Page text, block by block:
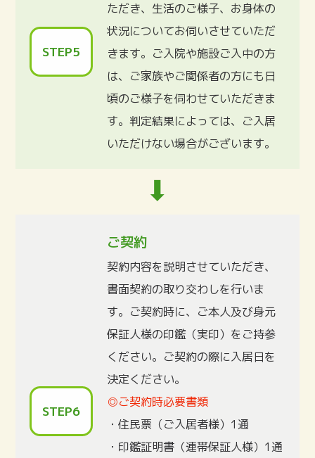
STEP5
ただき、生活のご様子、お身体の
状況についてお伺いさせていただ
きます。ご入院や施設ご入中の方
は、ご家族やご関係者の方にも日
頃のご様子を伺わせていただきま
す。判定結果によっては、ご入居
いただけない場合がございます。
STEP6
ご契約
契約内容を説明させていただき、
書面契約の取り交わしを行いま
す。ご契約時に、ご本人及び身元
保証人様の印鑑（実印）をご持参
ください。ご契約の際に入居日を
決定ください。
◎ご契約時必要書類
・住民票（ご入居者様）1通
・印鑑証明書（連帯保証人様）1通